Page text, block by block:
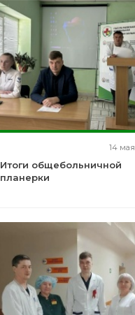
14
Итоги общебольничной
планерки